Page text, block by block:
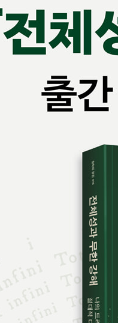
키는 자아의 삶
이해하기
원주의의 사회-정치적 함의:
와 인간 자체를 문제 삼는 정
향유하는 나
” 및 2부 A “삶으로서의 분